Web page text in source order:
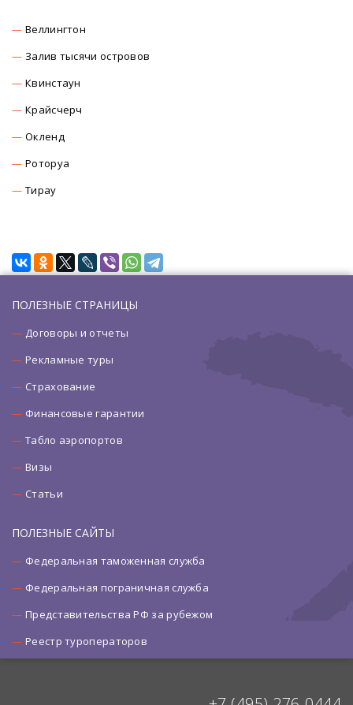
Веллингтон
Залив тысячи островов
Квинстаун
Крайсчерч
Окленд
Роторуа
Тирау
ПОЛЕЗНЫЕ СТРАНИЦЫ
Договоры и отчеты
Рекламные туры
Страхование
Финансовые гарантии
Табло аэропортов
Визы
Статьи
ПОЛЕЗНЫЕ САЙТЫ
Федеральная таможенная служба
Федеральная пограничная служба
Представительства РФ за рубежом
Реестр туроператоров